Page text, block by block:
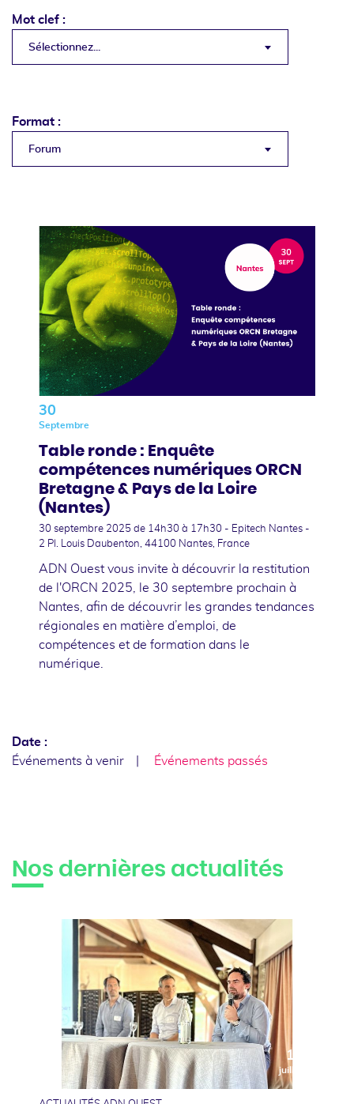
Mot clef :
Sélectionnez...
Format :
Forum
30
Septembre
Table ronde : Enquête
compétences numériques ORCN
Bretagne & Pays de la Loire
(Nantes)
30 septembre 2025 de 14h30 à 17h30 - Epitech Nantes -
2 Pl. Louis Daubenton, 44100 Nantes, France
ADN Ouest vous invite à découvrir la restitution
de l'ORCN 2025, le 30 septembre prochain à
Nantes, afin de découvrir les grandes tendances
régionales en matière d’emploi, de
compétences et de formation dans le
numérique.
Date :
Événements à venir
Événements passés
Nos dernières actualités
10
juillet